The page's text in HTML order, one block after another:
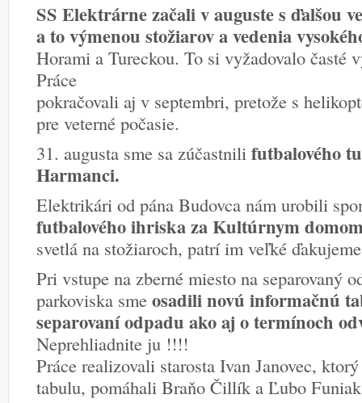
SS Elektrárne začali v auguste s ďalšou
a to výmenou stožiarov a vedenia
Horami a Tureckou. To si vyžadovalo časté
Práce
pokračovali aj v septembri, pretože s
pre veterné počasie.
31. augusta sme sa zúčastnili futbalového
Harmanci.
Elektrikári od pána Budovca nám urobili
futbalového ihriska za Kultúrnym
svetlá na stožiaroch, patrí im veľké
Pri vstupe na zberné miesto na separovaný
parkoviska sme osadili novú informačnú
separovaní odpadu ako aj o termínoch
Neprehliadnite ju !!!!
Práce realizovali starosta Ivan Janovec,
tabulu, pomáhali Braňo Čillík a Ľubo